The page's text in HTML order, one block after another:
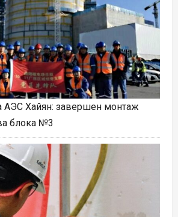
Хайян: завершен монтаж
блока №3